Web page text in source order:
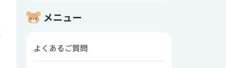
メニュー
よくあるご質問